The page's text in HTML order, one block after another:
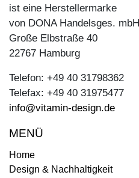
ist eine Herstellermarke
von DONA Handelsges. mbH
Große Elbstraße 40
22767 Hamburg
Telefon: +49 40 31798362
Telefax: +49 40 31975477
info@vitamin-design.de
MENÜ
Home
Design & Nachhaltigkeit